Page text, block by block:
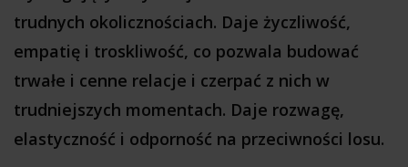
trudnych okolicznościach. Daje życzliwość,
empatię i troskliwość, co pozwala budować
trwałe i cenne relacje i czerpać z nich w
trudniejszych momentach. Daje rozwagę,
elastyczność i odporność na przeciwności losu.